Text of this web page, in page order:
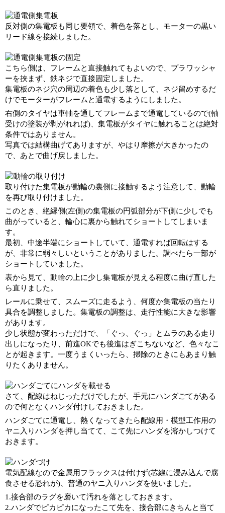
反対側の集電板も同じ要領で、着色を落とし、モーターの黒い
リード線を接続しました。
こちら側は、フレームと直接触れてもよいので、プラワッシャ
ーを挟まず、鉄ネジで直接固定しました。
集電板のネジ穴の周辺の着色も少し落として、ネジ留めするだ
けでモーターがフレームと通電するようにしました。
右側のタイヤは車軸を通してフレームまで通電しているので(軸
受けの塗装が剥がれれば)、集電板がタイヤに触れることは絶対
条件ではありません。
写真では結構曲げてありますが、やはり摩擦が大きかったの
で、あとで曲げ戻しました。
取り付けた集電板が動輪の裏側に接触するよう注意して、動輪
を再び取り付けました。
このとき、絶縁側(左側)の集電板の円弧部分が下側に少しでも
曲がっていると、輪心に裏から触れてショートしてしまいま
す。
最初、中途半端にショートしていて、通電すれば回転はする
が、非常に弱々しいということがありました。調べたら一部が
ショートしていました。
表から見て、動輪の上に少し集電板が見える程度に曲げ直した
ら直りました。
レールに乗せて、スムーズに走るよう、何度か集電板の当たり
具合を調整しました。集電板の調整は、走行性能に大きな影響
があります。
少し状態が変わっただけで、「ぐっ、ぐっ」とムラのある走り
出しになったり、前進OKでも後進はぎこちないなど、色々なこ
とが起きます。一度うまくいったら、掃除のときにもあまり触
りたくありません。
さて、配線はねじっただけでしたが、手元にハンダごてがある
ので何となくハンダ付けしておきました。
ハンダごてに通電し、熱くなってきたら配線用・模型工作用の
ヤニ入りハンダを押し当てて、こて先にハンダを溶かしつけて
おきます。
電気配線なので金属用フラックスは付けず(芯線に浸み込んで腐
食させる恐れが)、普通のヤニ入りハンダを使いました。
1.接合部のラグを磨いて汚れを落としておきます。
2.ハンダでピカピカになったこて先を、接合部にきちんと当て